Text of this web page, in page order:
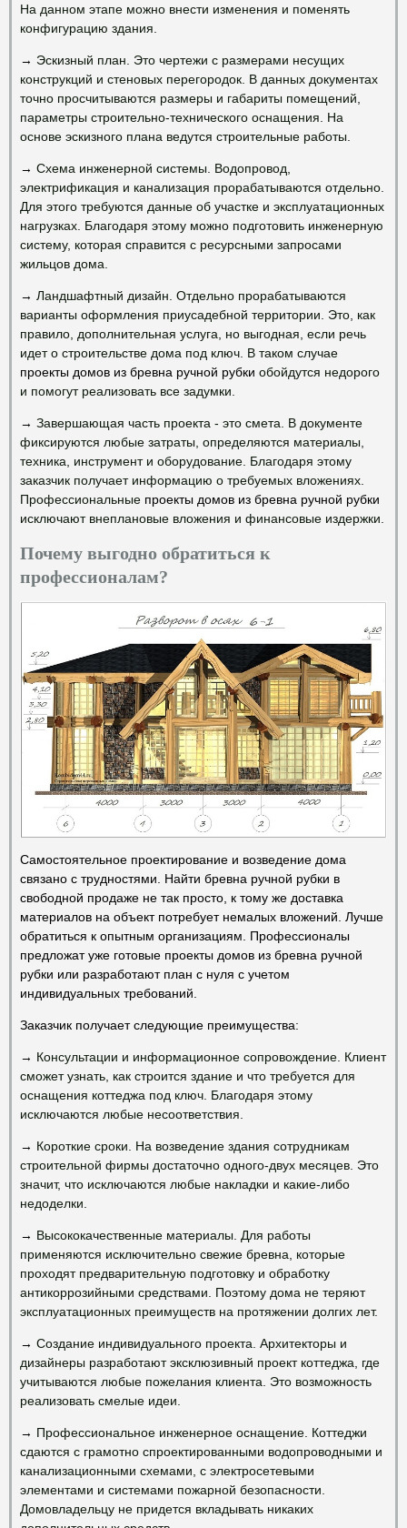
На данном этапе можно внести изменения и поменять
конфигурацию здания.
→ Эскизный план. Это чертежи с размерами несущих
конструкций и стеновых перегородок. В данных документах
точно просчитываются размеры и габариты помещений,
параметры строительно-технического оснащения. На
основе эскизного плана ведутся строительные работы.
→ Схема инженерной системы. Водопровод,
электрификация и канализация прорабатываются отдельно.
Для этого требуются данные об участке и эксплуатационных
нагрузках. Благодаря этому можно подготовить инженерную
систему, которая справится с ресурсными запросами
жильцов дома.
→ Ландшафтный дизайн. Отдельно прорабатываются
варианты оформления приусадебной территории. Это, как
правило, дополнительная услуга, но выгодная, если речь
идет о строительстве дома под ключ. В таком случае
проекты домов из бревна ручной рубки обойдутся недорого
и помогут реализовать все задумки.
→ Завершающая часть проекта - это смета. В документе
фиксируются любые затраты, определяются материалы,
техника, инструмент и оборудование. Благодаря этому
заказчик получает информацию о требуемых вложениях.
Профессиональные проекты домов из бревна ручной рубки
исключают внеплановые вложения и финансовые издержки.
Почему выгодно обратиться к
профессионалам?
Самостоятельное проектирование и возведение дома
связано с трудностями. Найти бревна ручной рубки в
свободной продаже не так просто, к тому же доставка
материалов на объект потребует немалых вложений. Лучше
обратиться к опытным организациям. Профессионалы
предложат уже готовые проекты домов из бревна ручной
рубки или разработают план с нуля с учетом
индивидуальных требований.
Заказчик получает следующие преимущества:
→ Консультации и информационное сопровождение. Клиент
сможет узнать, как строится здание и что требуется для
оснащения коттеджа под ключ. Благодаря этому
исключаются любые несоответствия.
→ Короткие сроки. На возведение здания сотрудникам
строительной фирмы достаточно одного-двух месяцев. Это
значит, что исключаются любые накладки и какие-либо
недоделки.
→ Высококачественные материалы. Для работы
применяются исключительно свежие бревна, которые
проходят предварительную подготовку и обработку
антикоррозийными средствами. Поэтому дома не теряют
эксплуатационных преимуществ на протяжении долгих лет.
→ Создание индивидуального проекта. Архитекторы и
дизайнеры разработают эксклюзивный проект коттеджа, где
учитываются любые пожелания клиента. Это возможность
реализовать смелые идеи.
→ Профессиональное инженерное оснащение. Коттеджи
сдаются с грамотно спроектированными водопроводными и
канализационными схемами, с электросетевыми
элементами и системами пожарной безопасности.
Домовладельцу не придется вкладывать никаких